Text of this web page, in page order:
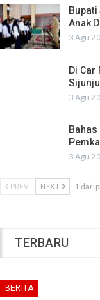
Anak
3 Agu
Di Car
3 Agu
Bahas
3 Agu
PREV NEXT 1
TERBARU
BERITA